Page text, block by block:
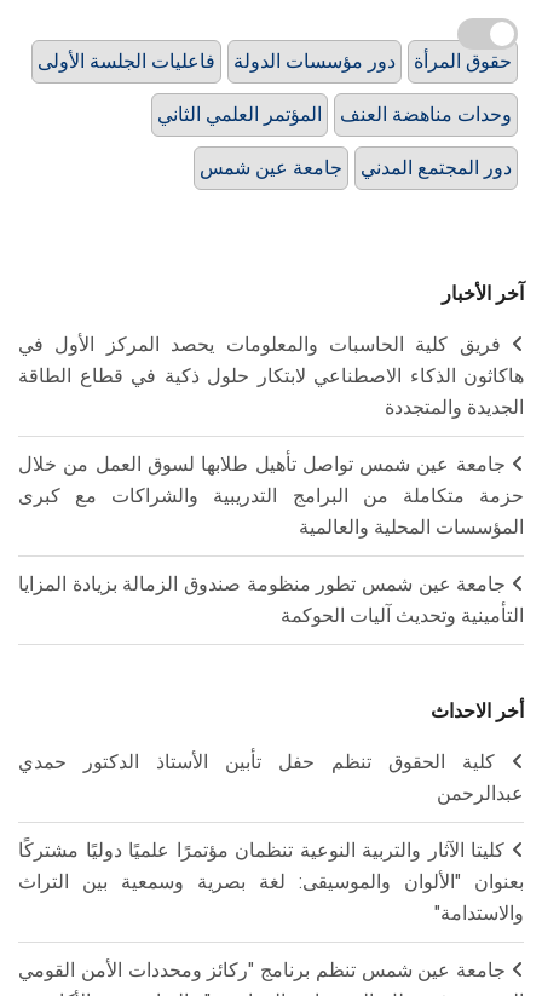
فاعليات الجلسة الأولى دور مؤسسات الدولة حقوق المرأة
المؤتمر العلمي الثاني وحدات مناهضة العنف
جامعة عين شمس دور المجتمع المدني
آخر الأخبار
فريق كلية الحاسبات والمعلومات يحصد المركز الأول في
هاكاثون الذكاء الاصطناعي لابتكار حلول ذكية في قطاع الطاقة
الجديدة والمتجددة
جامعة عين شمس تواصل تأهيل طلابها لسوق العمل من خلال
حزمة متكاملة من البرامج التدريبية والشراكات مع كبرى
المؤسسات المحلية والعالمية
جامعة عين شمس تطور منظومة صندوق الزمالة بزيادة المزايا
التأمينية وتحديث آليات الحوكمة
أخر الاحداث
كلية الحقوق تنظم حفل تأبين الأستاذ الدكتور حمدي
عبدالرحمن
كليتا الآثار والتربية النوعية تنظمان مؤتمرًا علميًا دوليًا مشتركًا
بعنوان "الألوان والموسيقى: لغة بصرية وسمعية بين التراث
والاستدامة"
جامعة عين شمس تنظم برنامج "ركائز ومحددات الأمن القومي